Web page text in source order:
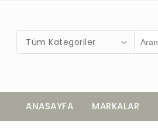
Tüm Kategoriler
ANASAYFA MARKALAR